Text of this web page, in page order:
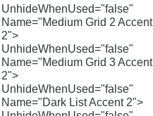
UnhideWhenUsed="false"
Name="Medium Grid 2 Accent
2">
UnhideWhenUsed="false"
Name="Medium Grid 3 Accent
2">
UnhideWhenUsed="false"
Name="Dark List Accent 2">